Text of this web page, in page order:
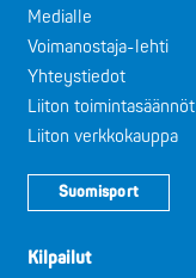
Medialle
Voimanostaja-lehti
Yhteystiedot
Liiton toimintasäännöt
Liiton verkkokauppa
Suomisport
Kilpailut